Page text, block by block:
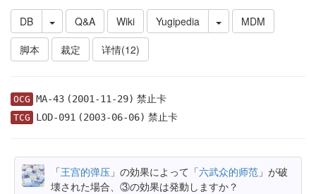
DB Q&A Wiki Yugipedia
MDM
脚本
裁定 详情(12)
OCG MA-43(2001-11-29) 禁止卡
TCG LOD-091(2003-06-06) 禁止卡
「王宫的弹压 」の効果によって「六武众的师范 」が破
壊された場合、③の効果は発動しますか？